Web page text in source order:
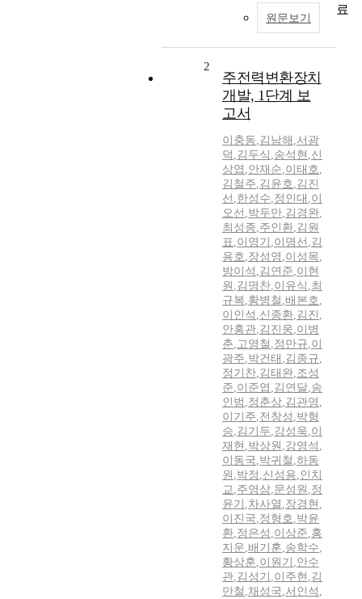
원문보기
2
주전력변환장치
개발, 1단계 보
고서
이충동,김남해 ,서광
덕 ,김두식 ,송석현 ,신
상엽 ,안재순,이태호,
김철주,김윤호,김진
선 ,한성수,정인대 ,이
오선 ,박두만,김경완,
최성종,주인환,김원
표,이영기 ,이명선 ,김
용호,장성영 ,이성목,
방이석 ,김연준,이현
원 ,김명찬,이유식 ,최
규복,황병철 ,배본호,
이인석 ,신종환,김진 ,
안홍관,김진웅,이병
춘,고영철 ,정만규,이
광주,박건태 ,김종규,
정기찬,김태완,조성
준,이준엽 ,김연달,송
인범 ,정춘상,김관영 ,
이기주,전창성 ,박형
승,김기두,강성욱,이
재현 ,박상원 ,강영석 ,
이동국,박귀철 ,하동
원 ,박정 ,신성용,인치
교,주영삼,문성원 ,정
윤기 ,차사열 ,장경현 ,
이진국,정형호,박윤
환,정은성 ,이상준,홍
지운,배기훈,송학수,
황상훈,이원기 ,안수
관,김성기 ,이주현 ,김
만철 ,채성국,서인석 ,
료